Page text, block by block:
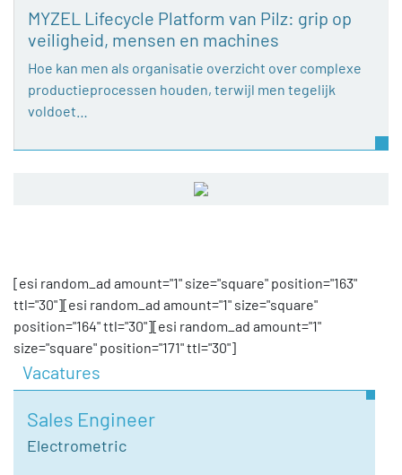
MYZEL Lifecycle Platform van Pilz: grip op
veiligheid, mensen en machines
Hoe kan men als organisatie overzicht over complexe
productieprocessen houden, terwijl men tegelijk
voldoet…
[esi random_ad amount="1" size="square" position="163"
ttl="30"][esi random_ad amount="1" size="square"
position="164" ttl="30"][esi random_ad amount="1"
size="square" position="171" ttl="30"]
Vacatures
Sales Engineer
Electrometric